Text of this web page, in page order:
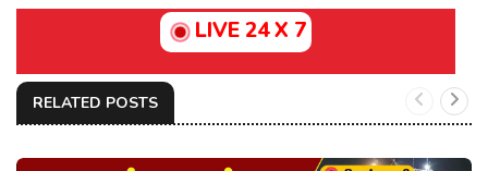
LIVE 24 X 7
RELATED POSTS